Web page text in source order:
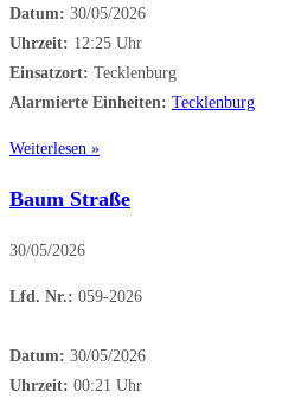
Datum: 30/05/2026
Uhrzeit: 12:25 Uhr
Einsatzort: Tecklenburg
Alarmierte Einheiten: Tecklenburg
Weiterlesen »
Baum Straße
30/05/2026
Lfd. Nr.: 059-2026
Datum: 30/05/2026
Uhrzeit: 00:21 Uhr